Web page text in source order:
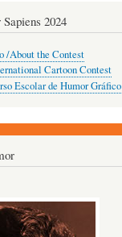
2024
/About the Contest
Cartoon Contest
Escolar de Humor Gráfico